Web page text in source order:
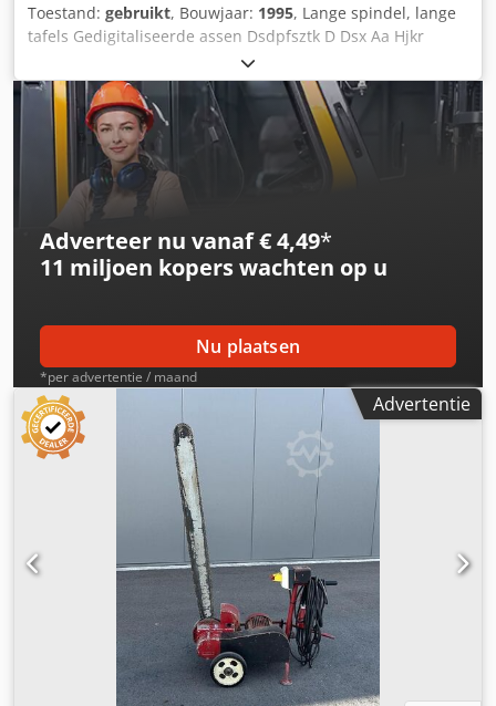
Toestand: gebruikt, Bouwjaar: 1995, Lange spindel, lange
tafels Gedigitaliseerde assen Dsdpfsztk D Dsx Aa Hjkr
Gedigitaliseerde geleider 5 rotatiesnelheden Motor met
een vermogen van 7,5 pk 380V Tafelverlenging aan de
voorkant Diameter van de as: 50 mm Nieuwe as- en
motorlagers Nieuwe motorrem Trainer met 4 rollen
Adverteer nu vanaf € 4,49*
11 miljoen koperswachten op u
Nu plaatsen
*per advertentie / maand
Advertentie